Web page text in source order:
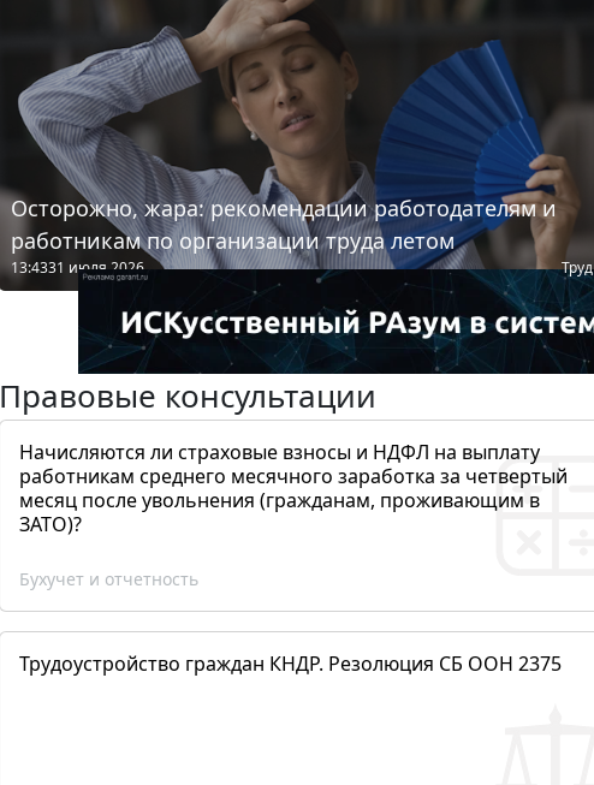
Осторожно, жара: рекомендации работодателям и
работникам по организации труда летом
13:4331 июля 2026 Труд
Правовые консультации
Начисляются ли страховые взносы и НДФЛ на выплату
работникам среднего месячного заработка за четвертый
месяц после увольнения (гражданам, проживающим в
ЗАТО)?
Бухучет и отчетность
Трудоустройство граждан КНДР. Резолюция СБ ООН 2375